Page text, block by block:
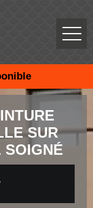
SUR
SOIGNÉ